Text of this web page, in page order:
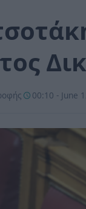
00:10 - June